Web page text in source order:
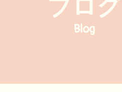
ブログ
Blog